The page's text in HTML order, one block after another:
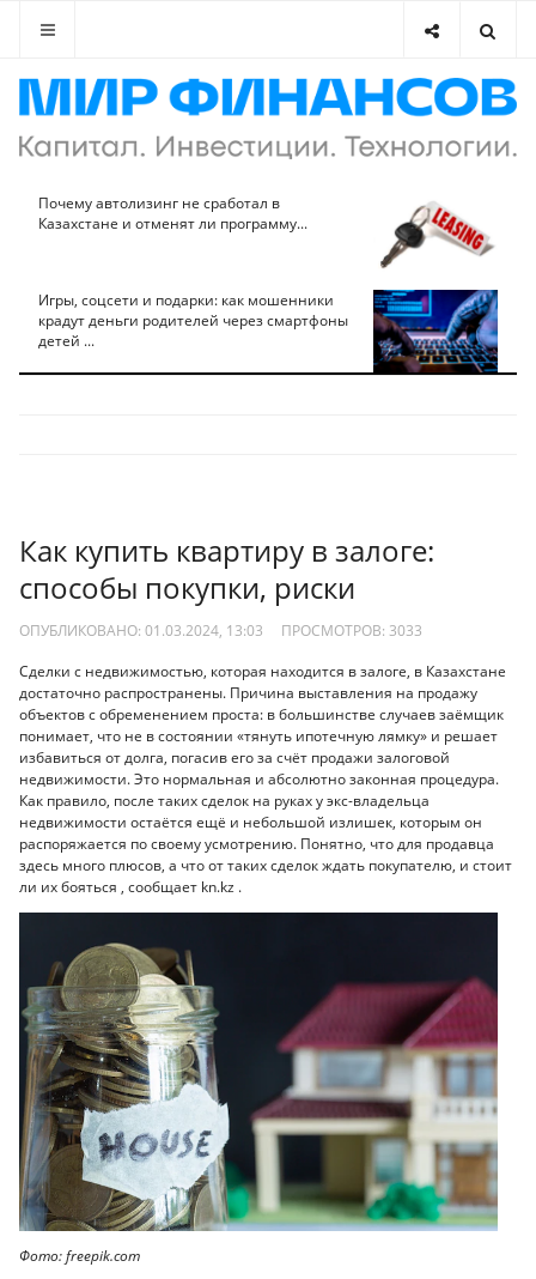
Почему автолизинг не сработал в
Казахстане и отменят ли программу...
Игры, соцсети и подарки: как мошенники
крадут деньги родителей через смартфоны
детей ...
Как купить квартиру в залоге:
способы покупки, риски
ОПУБЛИКОВАНО: 01.03.2024, 13:03 ПРОСМОТРОВ: 3033
Сделки с недвижимостью, которая находится в залоге, в Казахстане
достаточно распространены. Причина выставления на продажу
объектов с обременением проста: в большинстве случаев заёмщик
понимает, что не в состоянии «тянуть ипотечную лямку» и решает
избавиться от долга, погасив его за счёт продажи залоговой
недвижимости. Это нормальная и абсолютно законная процедура.
Как правило, после таких сделок на руках у экс-владельца
недвижимости остаётся ещё и небольшой излишек, которым он
распоряжается по своему усмотрению. Понятно, что для продавца
здесь много плюсов, а что от таких сделок ждать покупателю, и стоит
ли их бояться , сообщает kn.kz .
Фото: freepik.com